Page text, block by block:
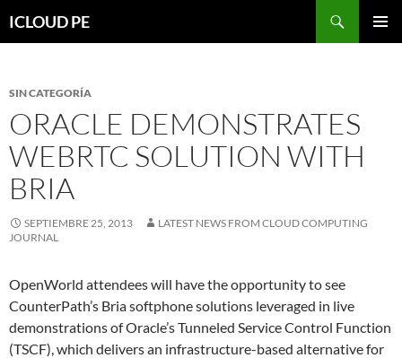
hacia
ICLOUD PE
SIN CATEGORÍA
ORACLE DEMONSTRATES
WEBRTC SOLUTION WITH
BRIA
SEPTIEMBRE 25, 2013
LATEST NEWS FROM CLOUD COMPUTING
JOURNAL
OpenWorld attendees will have the opportunity to see
CounterPath’s Bria softphone solutions leveraged in live
demonstrations of Oracle’s Tunneled Service Control Function
(TSCF), which delivers an infrastructure-based alternative for